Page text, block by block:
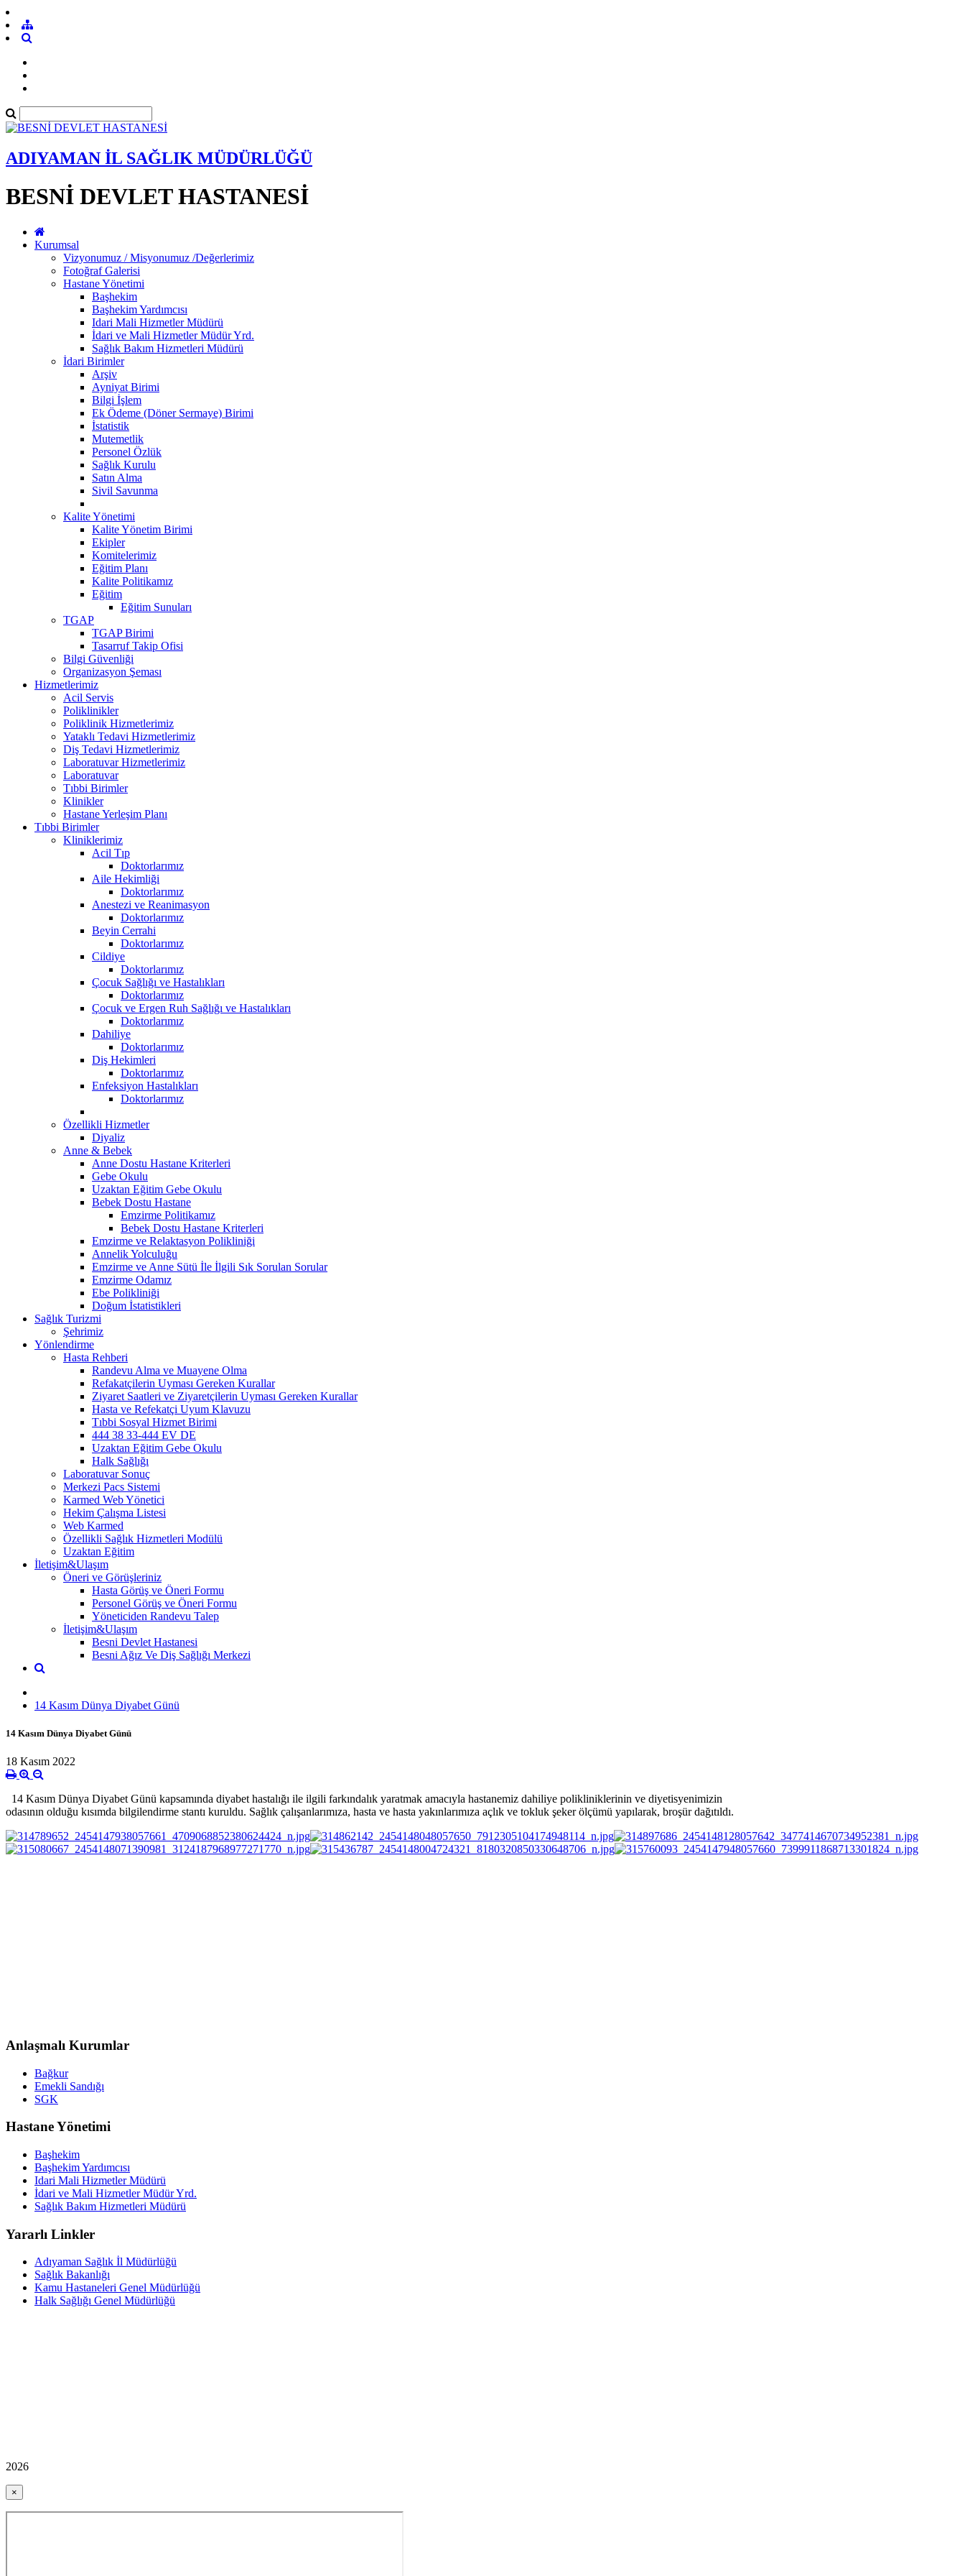
ADIYAMAN İL SAĞLIK MÜDÜRLÜĞÜ
BESNİ DEVLET HASTANESİ
Kurumsal
Vizyonumuz / Misyonumuz /Değerlerimiz
Fotoğraf Galerisi
Hastane Yönetimi
Başhekim
Başhekim Yardımcısı
Idari Mali Hizmetler Müdürü
İdari ve Mali Hizmetler Müdür Yrd.
Sağlık Bakım Hizmetleri Müdürü
İdari Birimler
Arşiv
Ayniyat Birimi
Bilgi İşlem
Ek Ödeme (Döner Sermaye) Birimi
İstatistik
Mutemetlik
Personel Özlük
Sağlık Kurulu
Satın Alma
Sivil Savunma
Kalite Yönetimi
Kalite Yönetim Birimi
Ekipler
Komitelerimiz
Eğitim Planı
Kalite Politikamız
Eğitim
Eğitim Sunuları
TGAP
TGAP Birimi
Tasarruf Takip Ofisi
Bilgi Güvenliği
Organizasyon Şeması
Hizmetlerimiz
Acil Servis
Poliklinikler
Poliklinik Hizmetlerimiz
Yataklı Tedavi Hizmetlerimiz
Diş Tedavi Hizmetlerimiz
Laboratuvar Hizmetlerimiz
Laboratuvar
Tıbbi Birimler
Klinikler
Hastane Yerleşim Planı
Tıbbi Birimler
Kliniklerimiz
Acil Tıp
Doktorlarımız
Aile Hekimliği
Doktorlarımız
Anestezi ve Reanimasyon
Doktorlarımız
Beyin Cerrahi
Doktorlarımız
Cildiye
Doktorlarımız
Çocuk Sağlığı ve Hastalıkları
Doktorlarımız
Çocuk ve Ergen Ruh Sağlığı ve Hastalıkları
Doktorlarımız
Dahiliye
Doktorlarımız
Diş Hekimleri
Doktorlarımız
Enfeksiyon Hastalıkları
Doktorlarımız
Özellikli Hizmetler
Diyaliz
Anne & Bebek
Anne Dostu Hastane Kriterleri
Gebe Okulu
Uzaktan Eğitim Gebe Okulu
Bebek Dostu Hastane
Emzirme Politikamız
Bebek Dostu Hastane Kriterleri
Emzirme ve Relaktasyon Polikliniği
Annelik Yolculuğu
Emzirme ve Anne Sütü İle İlgili Sık Sorulan Sorular
Emzirme Odamız
Ebe Polikliniği
Doğum İstatistikleri
Sağlık Turizmi
Şehrimiz
Yönlendirme
Hasta Rehberi
Randevu Alma ve Muayene Olma
Refakatçilerin Uyması Gereken Kurallar
Ziyaret Saatleri ve Ziyaretçilerin Uyması Gereken Kurallar
Hasta ve Refekatçi Uyum Klavuzu
Tıbbi Sosyal Hizmet Birimi
444 38 33-444 EV DE
Uzaktan Eğitim Gebe Okulu
Halk Sağlığı
Laboratuvar Sonuç
Merkezi Pacs Sistemi
Karmed Web Yönetici
Hekim Çalışma Listesi
Web Karmed
Özellikli Sağlık Hizmetleri Modülü
Uzaktan Eğitim
İletişim&Ulaşım
Öneri ve Görüşleriniz
Hasta Görüş ve Öneri Formu
Personel Görüş ve Öneri Formu
Yöneticiden Randevu Talep
İletişim&Ulaşım
Besni Devlet Hastanesi
Besni Ağız Ve Diş Sağlığı Merkezi
14 Kasım Dünya Diyabet Günü
14 Kasım Dünya Diyabet Günü
18 Kasım 2022
14 Kasım Dünya Diyabet Günü kapsamında diyabet hastalığı ile ilgili farkındalık yaratmak amacıyla hastanemiz dahiliye polikliniklerinin ve diyetisyenimizin
odasının olduğu kısımda bilgilendirme stantı kuruldu. Sağlık çalışanlarımıza, hasta ve hasta yakınlarımıza açlık ve tokluk şeker ölçümü yapılarak, broşür dağıtıldı.
Anlaşmalı Kurumlar
Bağkur
Emekli Sandığı
SGK
Hastane Yönetimi
Başhekim
Başhekim Yardımcısı
Idari Mali Hizmetler Müdürü
İdari ve Mali Hizmetler Müdür Yrd.
Sağlık Bakım Hizmetleri Müdürü
Yararlı Linkler
Adıyaman Sağlık İl Müdürlüğü
Sağlık Bakanlığı
Kamu Hastaneleri Genel Müdürlüğü
Halk Sağlığı Genel Müdürlüğü
2026
×